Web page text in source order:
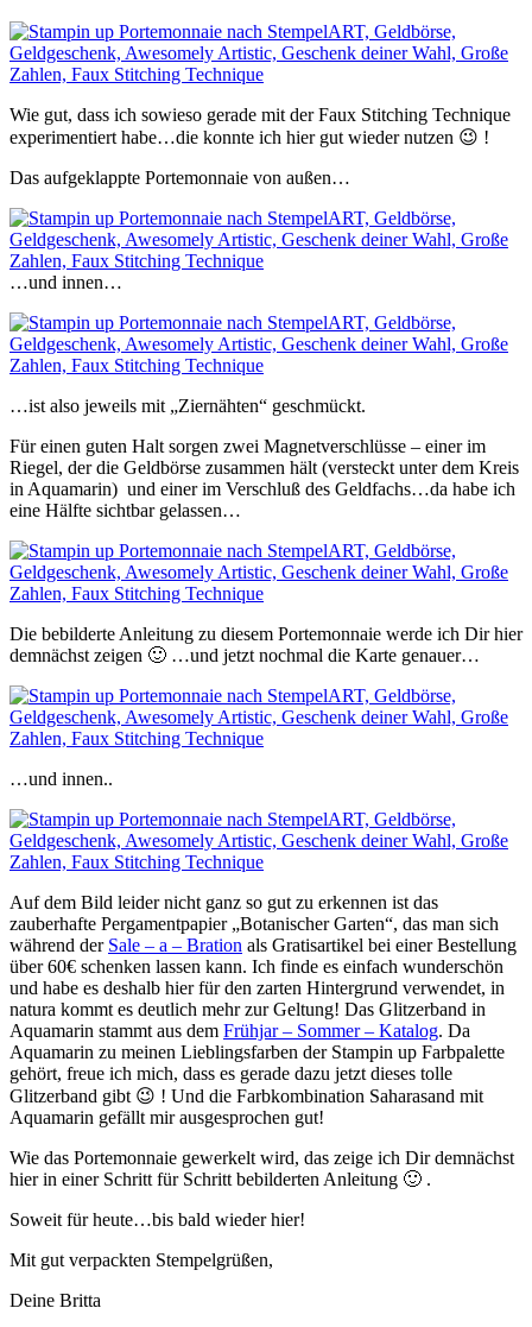
Wie gut, dass ich sowieso gerade mit der Faux Stitching Technique
experimentiert habe…die konnte ich hier gut wieder nutzen 😉 !
Das aufgeklappte Portemonnaie von außen…
…und innen…
…ist also jeweils mit „Ziernähten“ geschmückt.
Für einen guten Halt sorgen zwei Magnetverschlüsse – einer im
Riegel, der die Geldbörse zusammen hält (versteckt unter dem Kreis
in Aquamarin) und einer im Verschluß des Geldfachs…da habe ich
eine Hälfte sichtbar gelassen…
Die bebilderte Anleitung zu diesem Portemonnaie werde ich Dir hier
demnächst zeigen 🙂 …und jetzt nochmal die Karte genauer…
…und innen..
Auf dem Bild leider nicht ganz so gut zu erkennen ist das
zauberhafte Pergamentpapier „Botanischer Garten“, das man sich
während der Sale – a – Bration als Gratisartikel bei einer Bestellung
über 60€ schenken lassen kann. Ich finde es einfach wunderschön
und habe es deshalb hier für den zarten Hintergrund verwendet, in
natura kommt es deutlich mehr zur Geltung! Das Glitzerband in
Aquamarin stammt aus dem Frühjar – Sommer – Katalog. Da
Aquamarin zu meinen Lieblingsfarben der Stampin up Farbpalette
gehört, freue ich mich, dass es gerade dazu jetzt dieses tolle
Glitzerband gibt 😉 ! Und die Farbkombination Saharasand mit
Aquamarin gefällt mir ausgesprochen gut!
Wie das Portemonnaie gewerkelt wird, das zeige ich Dir demnächst
hier in einer Schritt für Schritt bebilderten Anleitung 🙂 .
Soweit für heute…bis bald wieder hier!
Mit gut verpackten Stempelgrüßen,
Deine Britta